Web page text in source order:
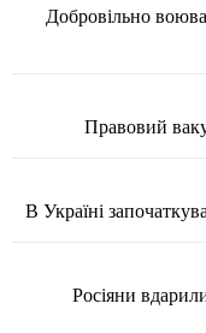
Добровільно
Правовий
В Україні
Росіяни